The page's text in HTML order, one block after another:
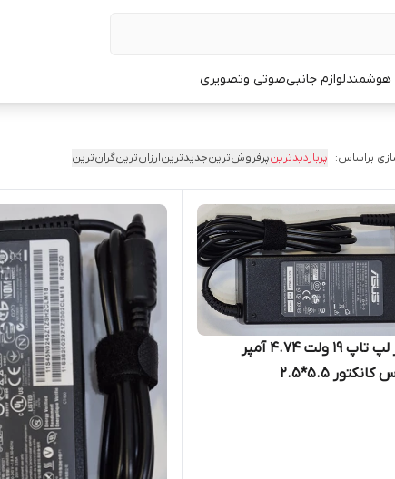
هوشمندلوازم جانبیصوتی وتصویری
براساس: پربازدیدترینپرفروش‌ترینجدیدترینارزان‌ترینگران‌ترین
شارژر لپ تاپ 19 ولت 4.74 آمپر
5.5*2.5